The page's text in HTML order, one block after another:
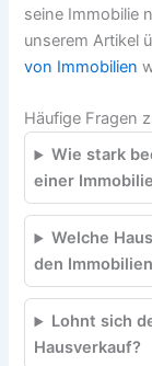
seine Immobilie
unserem Artikel
von Immobilien
Häufige Fragen
Wie stark
einer
Welche
den
Lohnt sich
Hausverkauf?